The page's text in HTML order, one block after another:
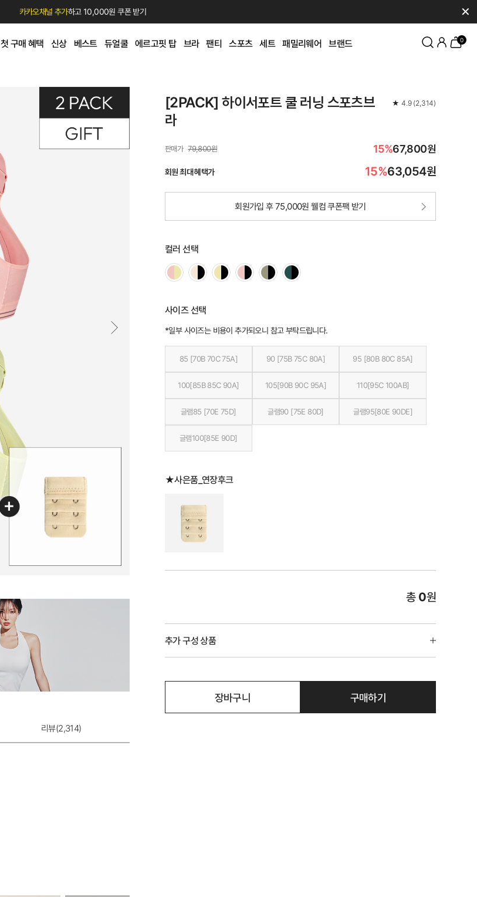
카카오채널 추가하고 10,000원 쿠폰 받기 ✕
첫 구매 혜택 신상 베스트 듀얼쿨 에르고핏 탑 브라 팬티 스포츠 세트 패밀리웨어 브랜드 0
리뷰(2,314)
[2PACK] 하이서포트 쿨 러닝 스포츠브
라
★ 4.9 (2,314)
79,800원 15%67,800원
회원 최대 혜택가 15%63,054원
회원가입 후 75,000원 웰컴 쿠폰팩 받기
컬러 선택
사이즈 선택
*일부 사이즈는 비용이 추가되오니 참고 부탁드립니다.
85 [70B 70C 75A] 90 [75B 75C 80A] 95 [80B 80C 85A]
100[85B 85C 90A] 105[90B 90C 95A] 110[95C 100AB]
글램85 [70E 75D] 글램90 [75E 80D] 글램95[80E 90DE]
글램100[85E 90D]
★사은품_연장후크
총 0원
추가 구성 상품
장바구니 구매하기